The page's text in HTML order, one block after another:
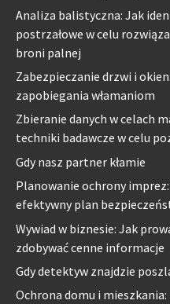
Analiza balistyczna: Jak
postrzałowe w celu
broni palnej
Zabezpieczanie drzwi i
zapobiegania włamaniom
Zbieranie danych w celach
techniki badawcze w celu
Gdy nasz partner kłamie
Planowanie ochrony
efektywny plan
Wywiad w biznesie: Jak
zdobywać cenne informacje
Gdy detektyw znajdzie
Ochrona domu i